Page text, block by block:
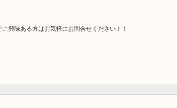
興味ある方はお気軽にお問合せください！！